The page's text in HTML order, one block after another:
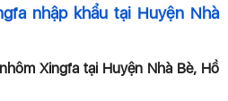
nhập khẩu tại Huyện Nhà
Xingfa tại Huyện Nhà Bè, Hồ